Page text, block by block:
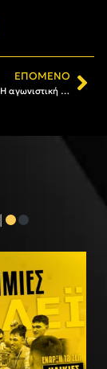
ΕΠΌΜΕΝΟ
Χάντμπολ: Η αγωνιστική δραστηριότητα του Α.Σ. ΑΡΗΣ